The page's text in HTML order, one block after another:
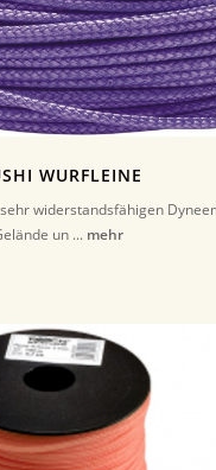
WURFLEINE
widerstandsfähigen
un ... mehr